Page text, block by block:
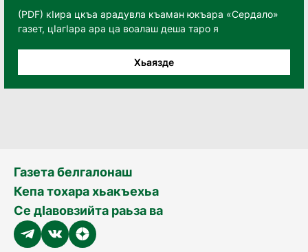
(PDF) кӀира цкъа арадувла къаман юкъара «Сердало»
газет, цӀагӀара ара ца воалаш деша таро я
Хьаязде
Газета белгалонаш
Кепа тохара хьакъехьа
Се дӀавовзийта раьза ва